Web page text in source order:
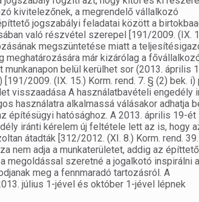
kivitelezőnek, a megrendelő vállalkozó
jogszabályi feladatai között a
való részvétel szerepel [191/2009. (IX.
megszüntetése miatt a
már kizárólag a
belül kerülhet sor (2013. április
2009. (IX. 15.) Korm. rend. 7. § (2) bek. i)
visszaadása A használatbavételi engedély
használatra alkalmassá válásakor adhatja
építésügyi hatósághoz. A 2013. április 19-ét
iránti kérelem új feltétele lett az is, hogy
átadták [312/2012. (XI. 8.) Korm. rend.
nem adja a munkaterületet, addig az
megoldással szeretné a jogalkotó inspirálni
meg a fennmaradó tartozásról. A
július 1-jével és október 1-jével lépnek